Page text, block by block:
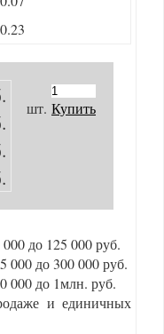
0.23
шт. Купить
до 125 000 руб.
000 до 300 000 руб.
000 до 1млн. руб.
и единичных